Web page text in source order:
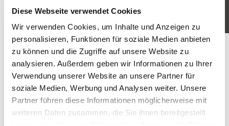
Diese Webseite verwendet Cookies
Wir verwenden Cookies, um Inhalte und Anzeigen zu
personalisieren, Funktionen für soziale Medien anbieten
zu können und die Zugriffe auf unsere Website zu
analysieren. Außerdem geben wir Informationen zu Ihrer
Verwendung unserer Website an unsere Partner für
soziale Medien, Werbung und Analysen weiter. Unsere
Partner führen diese Informationen möglicherweise mit
weiteren Daten zusammen, die Sie ihnen bereitgestellt
JETZT BEWERBEN